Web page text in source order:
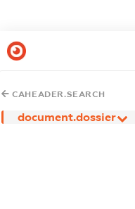
CAHEADER.SEARCH
document.dossier